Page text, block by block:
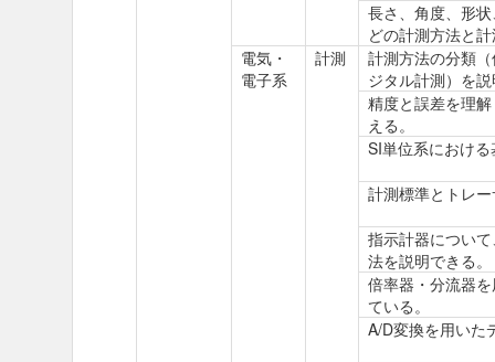
長さ、角度、形
どの計測方法と
電気・
電子系
計測
計測方法の分類
ジタル計測）を
精度と誤差を理
える。
SI単位系におけ
計測標準とトレ
指示計器につい
法を説明できる。
倍率器・分流器
ている。
A/D変換を用いた